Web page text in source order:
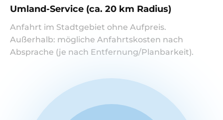
Umland-Service (ca. 20 km Radius)
Anfahrt im Stadtgebiet ohne Aufpreis.
Außerhalb: mögliche Anfahrtskosten nach
Absprache (je nach Entfernung/Planbarkeit).